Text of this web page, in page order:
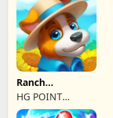
Ranch
Adventures:
Amazing Matc
HG POINT
LIMITED